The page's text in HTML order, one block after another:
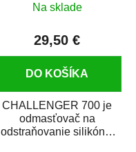
Na sklade
29,50 €
DO KOŠÍKA
CHALLENGER 700 je
odmasťovač na
odstraňovanie silikónu,